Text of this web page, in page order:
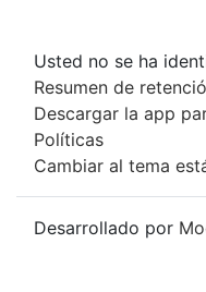
Usted no se ha
Resumen de
Descargar la app
Políticas
Cambiar al tema
Desarrollado por